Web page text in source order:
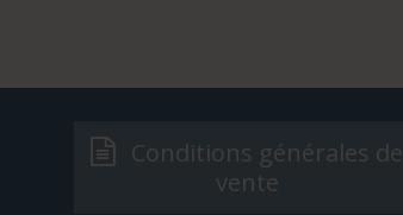
Conditions générales de
vente